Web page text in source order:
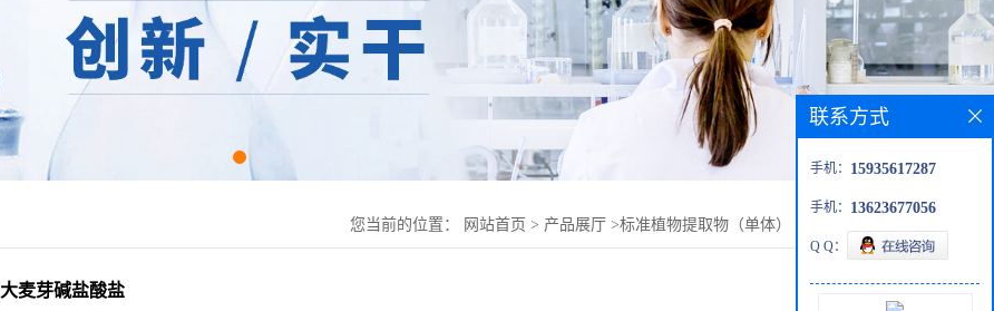
您当前的位置： 网站首页 > 产品展厅 >标准植物提取物（单体）
大麦芽碱盐酸盐
联系方式
手机： 15935617287
手机： 13623677056
Q Q：